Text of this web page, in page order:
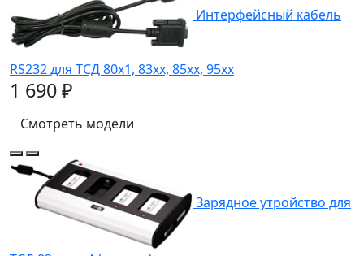
Интерфейсный кабель
RS232 для ТСД 80х1, 83xx, 85хх, 95хх
1 690 ₽
Смотреть модели
Зарядное утройство для